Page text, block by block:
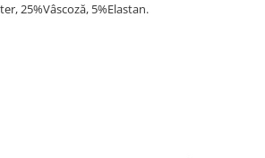
25%Vâscoză, 5%Elastan.